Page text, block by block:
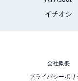
イチオシ
会社概要
プライバシーポリ